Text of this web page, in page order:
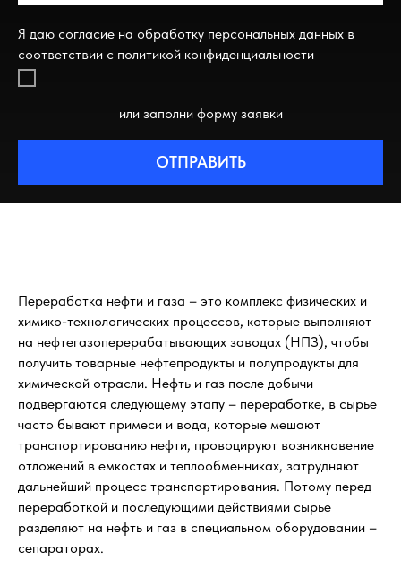
Я даю согласие на обработку персональных данных в
соответствии с политикой конфиденциальности
или заполни форму заявки
ОТПРАВИТЬ
Переработка нефти и газа – это комплекс физических и
химико-технологических процессов, которые выполняют
на нефтегазоперерабатывающих заводах (НПЗ), чтобы
получить товарные нефтепродукты и полупродукты для
химической отрасли. Нефть и газ после добычи
подвергаются следующему этапу – переработке, в сырье
часто бывают примеси и вода, которые мешают
транспортированию нефти, провоцируют возникновение
отложений в емкостях и теплообменниках, затрудняют
дальнейший процесс транспортирования. Потому перед
переработкой и последующими действиями сырье
разделяют на нефть и газ в специальном оборудовании –
сепараторах.